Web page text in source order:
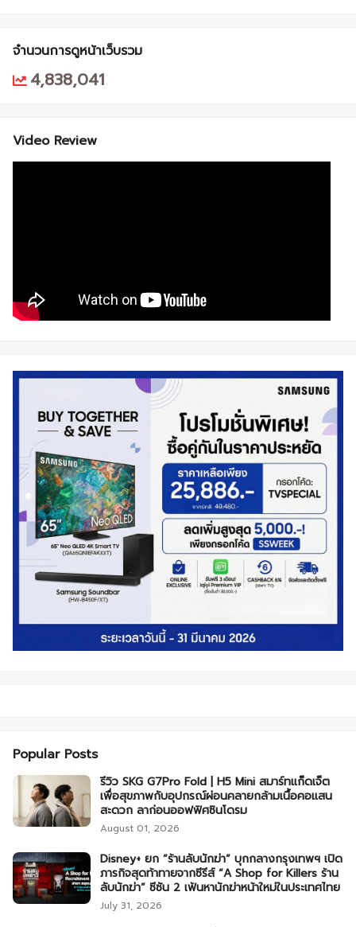
จำนวนการดูหน้าเว็บรวม
4,838,041
Video Review
Popular Posts
รีวิว SKG G7Pro Fold | H5 Mini สมาร์ทแก็ดเจ็ต
เพื่อสุขภาพกับอุปกรณ์ผ่อนคลายกล้ามเนื้อคอแสน
สะดวก ลาก่อนออฟฟิศซินโดรม
August 01, 2026
Disney+ ยก “ร้านลับนักฆ่า” บุกกลางกรุงเทพฯ เปิด
ภารกิจสุดท้าทายจากซีรีส์ “A Shop for Killers ร้าน
ลับนักฆ่า” ซีซัน 2 เฟ้นหานักฆ่าหน้าใหม่ในประเทศไทย
July 31, 2026